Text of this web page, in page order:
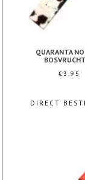
QUARANTA
€3,95
DIRECT